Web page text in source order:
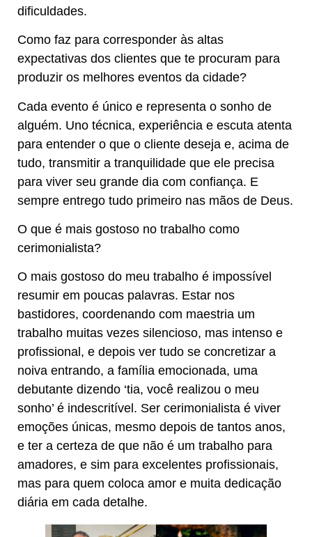
dificuldades.
Como faz para corresponder às altas
expectativas dos clientes que te procuram para
produzir os melhores eventos da cidade?
Cada evento é único e representa o sonho de
alguém. Uno técnica, experiência e escuta atenta
para entender o que o cliente deseja e, acima de
tudo, transmitir a tranquilidade que ele precisa
para viver seu grande dia com confiança. E
sempre entrego tudo primeiro nas mãos de Deus.
O que é mais gostoso no trabalho como
cerimonialista?
O mais gostoso do meu trabalho é impossível
resumir em poucas palavras. Estar nos
bastidores, coordenando com maestria um
trabalho muitas vezes silencioso, mas intenso e
profissional, e depois ver tudo se concretizar a
noiva entrando, a família emocionada, uma
debutante dizendo ‘tia, você realizou o meu
sonho’ é indescritível. Ser cerimonialista é viver
emoções únicas, mesmo depois de tantos anos,
e ter a certeza de que não é um trabalho para
amadores, e sim para excelentes profissionais,
mas para quem coloca amor e muita dedicação
diária em cada detalhe.